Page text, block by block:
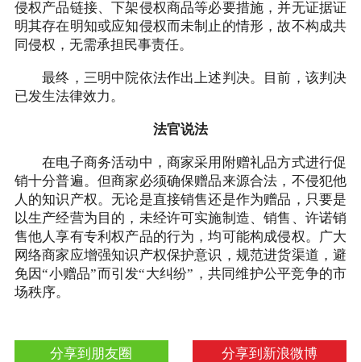
侵权产品链接、下架侵权商品等必要措施，并无证据证
明其存在明知或应知侵权而未制止的情形，故不构成共
同侵权，无需承担民事责任。
最终，三明中院依法作出上述判决。目前，该判决
已发生法律效力。
法官说法
在电子商务活动中，商家采用附赠礼品方式进行促
销十分普遍。但商家必须确保赠品来源合法，不侵犯他
人的知识产权。无论是直接销售还是作为赠品，只要是
以生产经营为目的，未经许可实施制造、销售、许诺销
售他人享有专利权产品的行为，均可能构成侵权。广大
网络商家应增强知识产权保护意识，规范进货渠道，避
免因“小赠品”而引发“大纠纷”，共同维护公平竞争的市
场秩序。
分享到新浪微博
分享到朋友圈